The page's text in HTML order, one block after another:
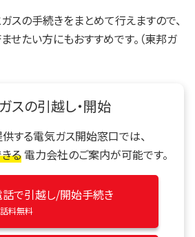
スの手続きをまとめて行えますので、
せたい方にもおすすめです。（東邦ガ
スの引越し・開始
する電気ガス開始窓口では、
る 電力会社のご案内が可能です。
話で引越し/開始手続き
料無料